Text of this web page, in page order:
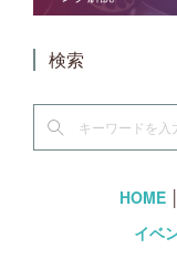
検索
HOME│
イベ